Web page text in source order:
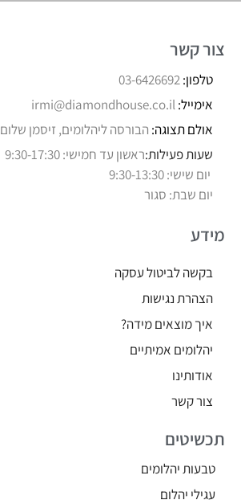
צור קשר
טלפון:03-6426692
אימייל:irmi@diamondhouse.co.il
אולם תצוגה: הבורסה ליהלומים, זיסמן שלום 1, רמת גן
שעות פעילות:ראשון עד חמישי: 9:30-17:30
יום שישי: 9:30-13:30
יום שבת: סגור
מידע
בקשה לביטול עסקה
הצהרת נגישות
איך מוצאים מידה?
יהלומים אמיתיים
אודותינו
צור קשר
תכשיטים
טבעות יהלומים
עגילי יהלום